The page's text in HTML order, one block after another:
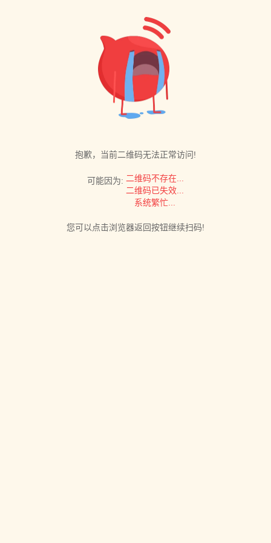
抱歉，当前二维码无法正常访问!
可能因为: 二维码不存在...
二维码已失效...
系统繁忙...
您可以点击浏览器返回按钮继续扫码!